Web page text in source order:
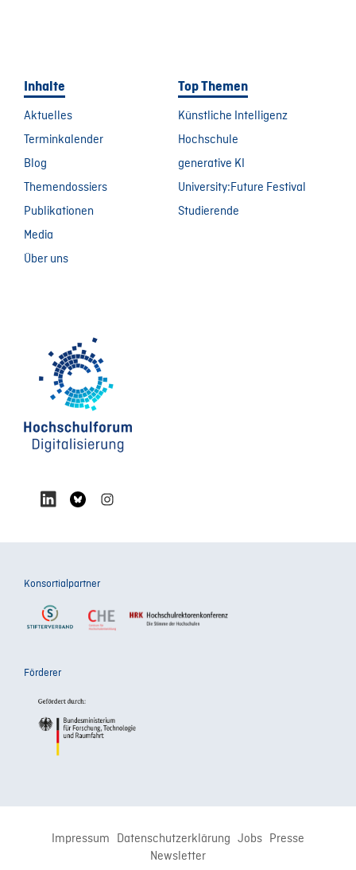
Inhalte
Aktuelles
Terminkalender
Blog
Themendossiers
Publikationen
Media
Über uns
Top Themen
Künstliche Intelligenz
Hochschule
generative KI
University:Future Festival
Studierende
Konsortialpartner
Förderer
Impressum Datenschutzerklärung Jobs Presse
Newsletter